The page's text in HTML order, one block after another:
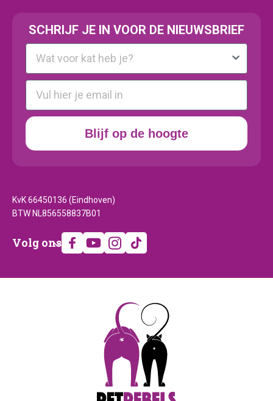
SCHRIJF JE IN VOOR DE NIEUWSBRIEF
Kattenras
E-mail
Blijf op de hoogte
KvK 66450136 (Eindhoven)
BTW NL856558837B01
Volg
Volg ons